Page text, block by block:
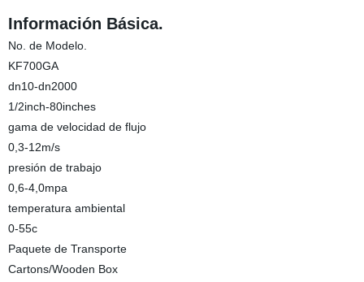
Información Básica.
No. de Modelo.
KF700GA
dn10-dn2000
1/2inch-80inches
gama de velocidad de flujo
0,3-12m/s
presión de trabajo
0,6-4,0mpa
temperatura ambiental
0-55c
Paquete de Transporte
Cartons/Wooden Box